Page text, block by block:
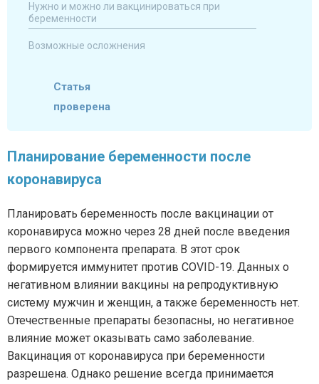
Нужно и можно ли вакцинироваться при
беременности
Возможные осложнения
Статья
проверена
Планирование беременности после
коронавируса
Планировать беременность после вакцинации от
коронавируса можно через 28 дней после введения
первого компонента препарата. В этот срок
формируется иммунитет против COVID-19. Данных о
негативном влиянии вакцины на репродуктивную
систему мужчин и женщин, а также беременность нет.
Отечественные препараты безопасны, но негативное
влияние может оказывать само заболевание.
Вакцинация от коронавируса при беременности
разрешена. Однако решение всегда принимается